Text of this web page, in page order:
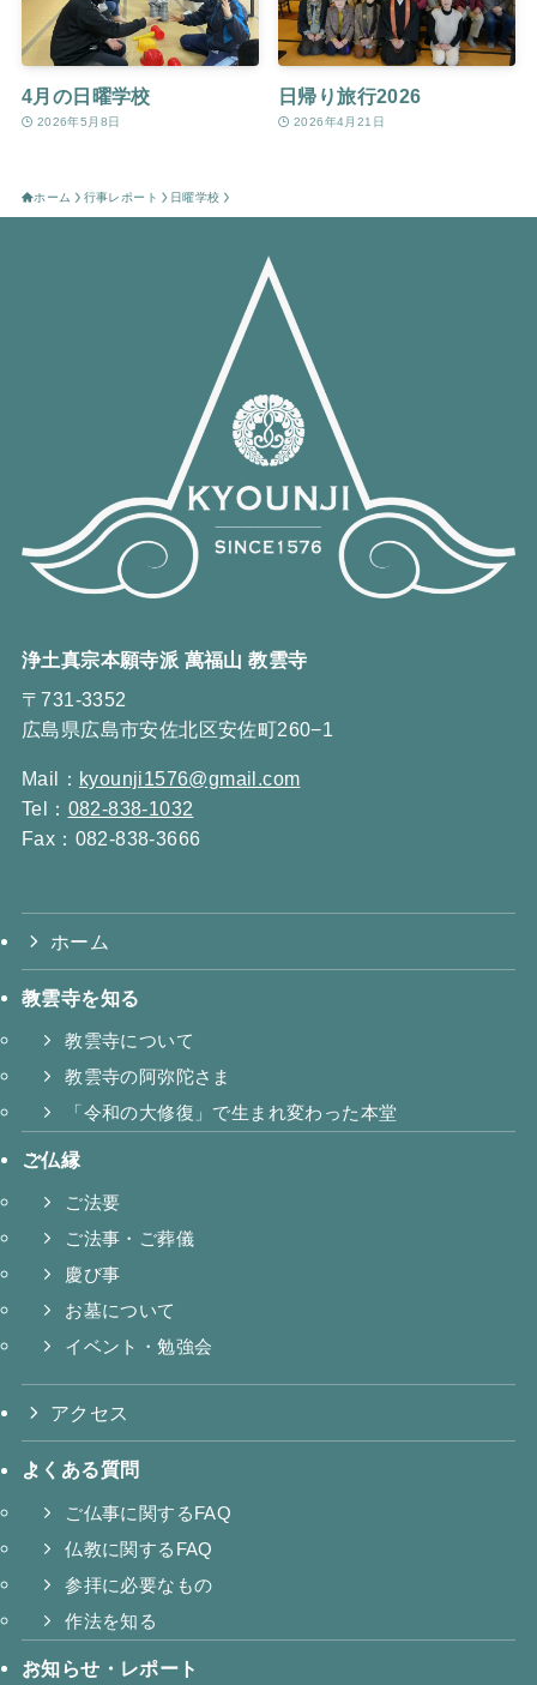
4月の日曜学校
2026年5月8日
日帰り旅行2026
2026年4月21日
ホーム 行事レポート 日曜学校
浄土真宗本願寺派 萬福山 教雲寺
〒731-3352
広島県広島市安佐北区安佐町260−1
Mail： kyounji1576@gmail.com
Tel： 082-838-1032
Fax：082-838-3666
ホーム
教雲寺を知る
教雲寺について
教雲寺の阿弥陀さま
「令和の大修復」で生まれ変わった本堂
ご仏縁
ご法要
ご法事・ご葬儀
慶び事
お墓について
イベント・勉強会
アクセス
よくある質問
ご仏事に関するFAQ
仏教に関するFAQ
参拝に必要なもの
作法を知る
お知らせ・レポート